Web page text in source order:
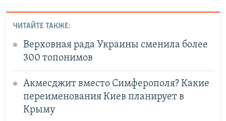
ЧИТАЙТЕ ТАКЖЕ:
Верховная рада Украины сменила более
300 топонимов
Акмесджит вместо Симферополя? Какие
переименования Киев планирует в
Крыму